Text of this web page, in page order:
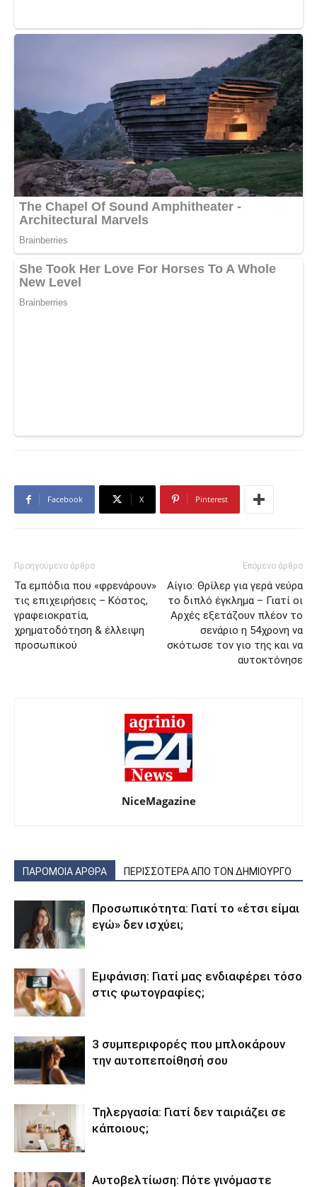
Facebook X Pinterest
Προηγούμενο άρθρο
Τα εμπόδια που «φρενάρουν»
τις επιχειρήσεις – Κόστος,
γραφειοκρατία,
χρηματοδότηση & έλλειψη
προσωπικού
Επόμενο άρθρο
Αίγιο: Θρίλερ για γερά νεύρα
το διπλό έγκλημα – Γιατί οι
Αρχές εξετάζουν πλέον το
σενάριο η 54χρονη να
σκότωσε τον γιο της και να
αυτοκτόνησε
NiceMagazine
ΠΑΡΟΜΟΙΑ ΑΡΘΡΑ ΠΕΡΙΣΣΟΤΕΡΑ ΑΠΟ ΤΟΝ ΔΗΜΙΟΥΡΓΟ
Προσωπικότητα: Γιατί το «έτσι είμαι
εγώ» δεν ισχύει;
Εμφάνιση: Γιατί μας ενδιαφέρει τόσο
στις φωτογραφίες;
3 συμπεριφορές που μπλοκάρουν
την αυτοπεποίθησή σου
Τηλεργασία: Γιατί δεν ταιριάζει σε
κάποιους;
Αυτοβελτίωση: Πότε γινόμαστε